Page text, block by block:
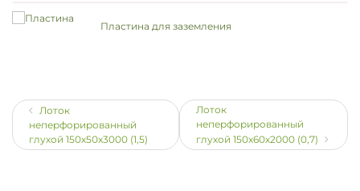
Пластина для заземления
Лоток
неперфорированный
глухой 150х50х3000 (1,5)
Лоток
неперфорированный
глухой 150х60х2000 (0,7)